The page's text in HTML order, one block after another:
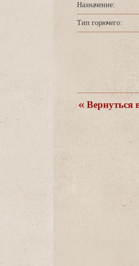
Назначение:
Тип горючего:
ернуться